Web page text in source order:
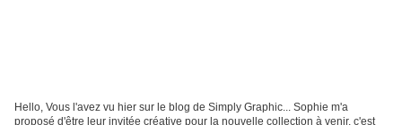
Hello, Vous l'avez vu hier sur le blog de Simply Graphic... Sophie m'a
proposé d'être leur invitée créative pour la nouvelle collection à venir, c'est